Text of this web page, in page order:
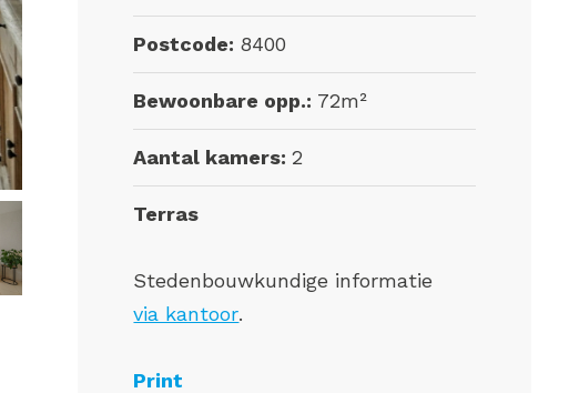
Postcode: 8400
Bewoonbare opp.: 72m²
Aantal kamers:2
Terras
Stedenbouwkundige informatie
via kantoor.
Print